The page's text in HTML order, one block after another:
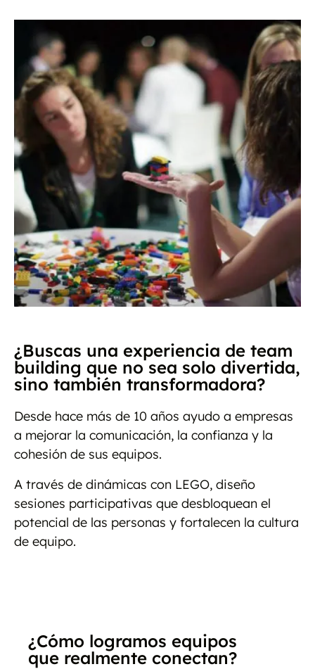
¿Buscas una experiencia de team
building que no sea solo divertida,
sino también transformadora?
Desde hace más de 10 años ayudo a empresas
a mejorar la comunicación, la confianza y la
cohesión de sus equipos.
A través de dinámicas con LEGO, diseño
sesiones participativas que desbloquean el
potencial de las personas y fortalecen la cultura
de equipo.
¿Cómo logramos equipos
que realmente conectan?